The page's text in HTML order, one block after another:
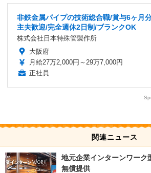
非鉄金属パイプの技術総合職/賞与6ヶ月
主夫歓迎/完全週休2日制/ブランクOK
株式会社日本特殊管製作所
大阪府
月給27万2,000円～29万7,000円
正社員
関連ニュース
地元企業インターンワーク
無償提供